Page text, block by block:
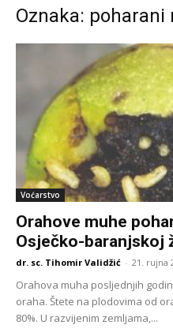
Oznaka: poharani
Voćarstvo
Orahove muhe
Osječko-baranjskoj
dr. sc. Tihomir Validžić - 21. rujna
Orahova muha posljednjih
oraha. Štete na plodovima od
80%. U razvijenim zemljama,...